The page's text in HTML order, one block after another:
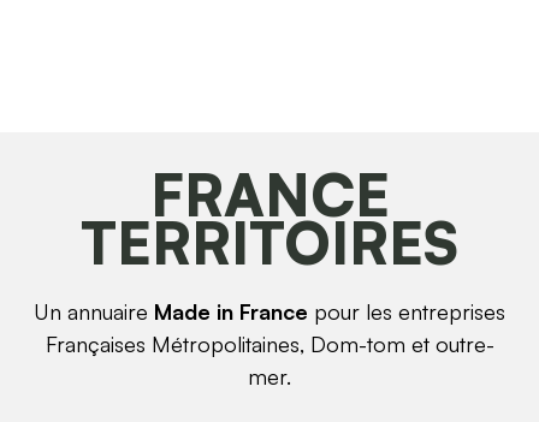
FRANCE
TERRITOIRES
Un annuaire Made in France pour les entreprises
Françaises Métropolitaines, Dom-tom et outre-
mer.